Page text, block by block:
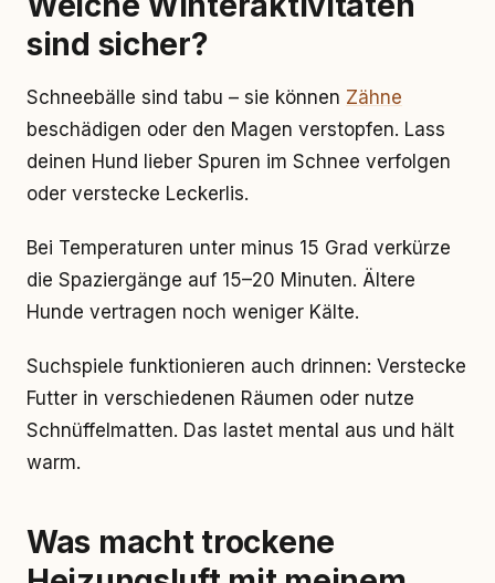
sind sicher?
Schneebälle sind tabu – sie können Zähne
beschädigen oder den Magen verstopfen. Lass
deinen Hund lieber Spuren im Schnee verfolgen
oder verstecke Leckerlis.
Bei Temperaturen unter minus 15 Grad verkürze
die Spaziergänge auf 15–20 Minuten. Ältere
Hunde vertragen noch weniger Kälte.
Suchspiele funktionieren auch drinnen: Verstecke
Futter in verschiedenen Räumen oder nutze
Schnüffelmatten. Das lastet mental aus und hält
warm.
Was macht trockene